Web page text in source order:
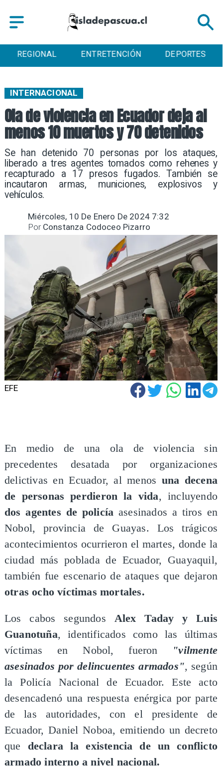
REGIONAL ENTRETENCIÓN DEPORTES
Ola de violencia en Ecuador deja al
menos 10 muertos y 70 detenidos
Se han detenido 70 personas por los ataques,
liberado a tres agentes tomados como rehenes y
recapturado a 17 presos fugados. También se
incautaron armas, municiones, explosivos y
vehículos.
INTERNACIONAL
Miércoles, 10 De Enero De 2024 7:32
Constanza Codoceo Pizarro
Por
EFE
​En medio de una ola de violencia sin
precedentes desatada por organizaciones
delictivas en Ecuador, al menos una decena
de personas perdieron la vida, incluyendo
dos agentes de policía asesinados a tiros en
Nobol, provincia de Guayas. Los trágicos
acontecimientos ocurrieron el martes, donde la
ciudad más poblada de Ecuador, Guayaquil,
también fue escenario de ataques que dejaron
otras ocho víctimas mortales.
​Los cabos segundos Alex Taday y Luis
Guanotuña, identificados como las últimas
víctimas en Nobol, fueron
"vilmente
asesinados por delincuentes armados", según
la Policía Nacional de Ecuador. Este acto
desencadenó una respuesta enérgica por parte
de las autoridades, con el presidente de
Ecuador, Daniel Noboa, emitiendo un decreto
que declara la existencia de un conflicto
armado interno a nivel nacional.